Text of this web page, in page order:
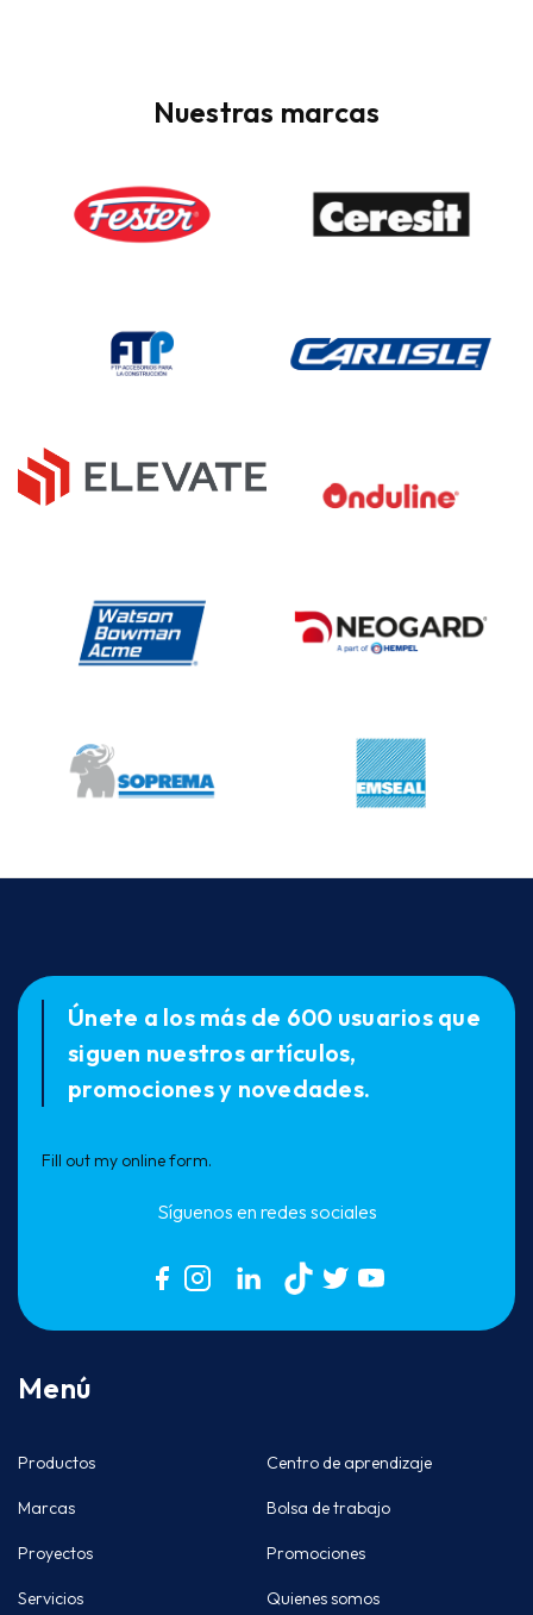
Selladores para juntas de aislamiento
Tratamiento para madera
Nuestras marcas
Menú
Productos
Marcas
Proyectos
Servicios
Centro de aprendizaje
Bolsa de trabajo
Promociones
Quienes somos
Únete a los más de 600 usuarios que
siguen nuestros artículos,
promociones y novedades.
Fill out my online form.
Síguenos en redes sociales